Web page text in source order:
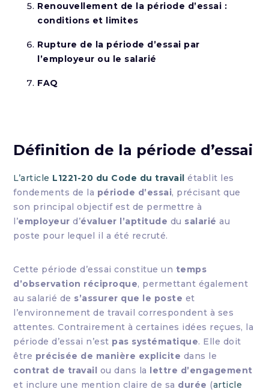
Renouvellement de la période d’essai :
conditions et limites
Rupture de la période d’essai par
l’employeur ou le salarié
FAQ
Définition de la période d’essai
L’article L1221-20 du Code du travail établit les
fondements de la période d’essai, précisant que
son principal objectif est de permettre à
l’employeur d’évaluer l’aptitude du salarié au
poste pour lequel il a été recruté.
Cette période d’essai constitue un temps
d’observation réciproque, permettant également
au salarié de s’assurer que le poste et
l’environnement de travail correspondent à ses
attentes. Contrairement à certaines idées reçues, la
période d’essai n’est pas systématique. Elle doit
être précisée de manière explicite dans le
contrat de travail ou dans la lettre d’engagement
et inclure une mention claire de sa durée (article